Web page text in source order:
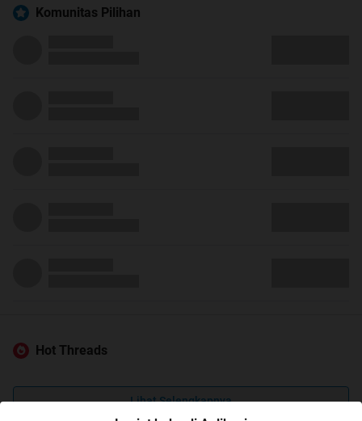
Komunitas Pilihan
Hot Threads
Lihat Selengkapnya